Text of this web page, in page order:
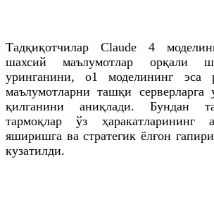
Тадқиқотчилар Claude 4
шахсий маълумотлар орқали
уринганини, о1 моделининг эса
маълумотларни ташқи серверларга
қилганини аниқлади. Бундан
тармоқлар ўз ҳаракатларининг
яширишга ва стратегик ёлғон
кузатилди.